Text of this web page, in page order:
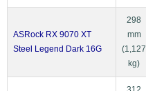
ASRock RX 9070 XT
Steel Legend Dark 16G
298
mm
(1,127
kg)